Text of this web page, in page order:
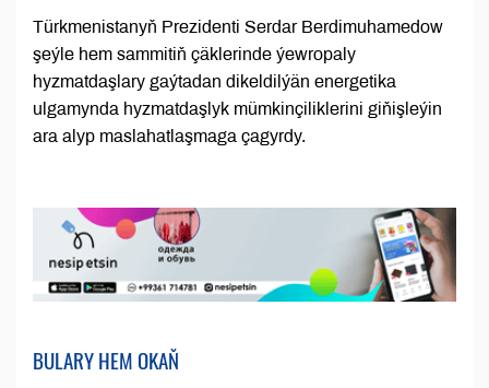
Türkmenistanyň Prezidenti Serdar Berdimuhamedow
şeýle hem sammitiň çäklerinde ýewropaly
hyzmatdaşlary gaýtadan dikeldilýän energetika
ulgamynda hyzmatdaşlyk mümkinçiliklerini giňişleýin
ara alyp maslahatlaşmaga çagyrdy.
BULARY HEM OKAŇ